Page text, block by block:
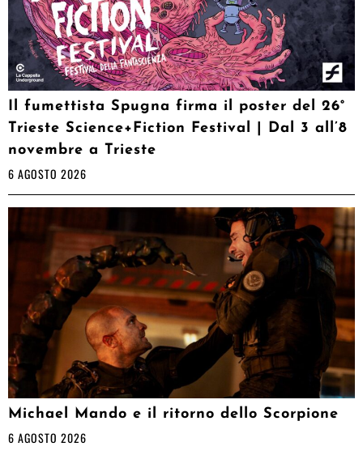
Il fumettista Spugna firma il poster del 26°
Trieste Science+Fiction Festival | Dal 3 all’8
novembre a Trieste
6 AGOSTO 2026
Michael Mando e il ritorno dello Scorpione
6 AGOSTO 2026